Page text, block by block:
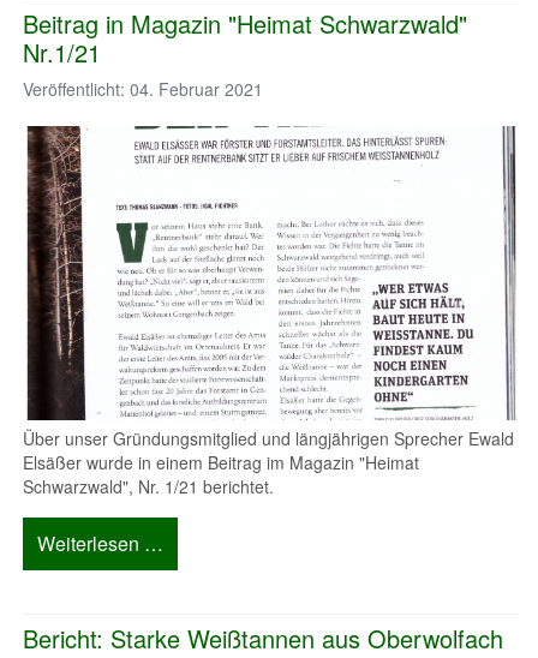
Beitrag in Magazin "Heimat Schwarzwald"
Nr.1/21
Veröffentlicht: 04. Februar 2021
Über unser Gründungsmitglied und längjährigen Sprecher Ewald
Elsäßer wurde in einem Beitrag im Magazin "Heimat
Schwarzwald", Nr. 1/21 berichtet.
Weiterlesen …
Bericht: Starke Weißtannen aus Oberwolfach